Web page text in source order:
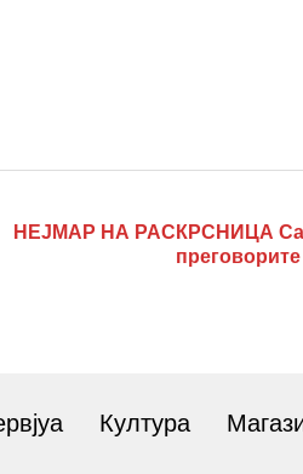
НЕЈМАР НА РАСКРСНИЦА
Култура